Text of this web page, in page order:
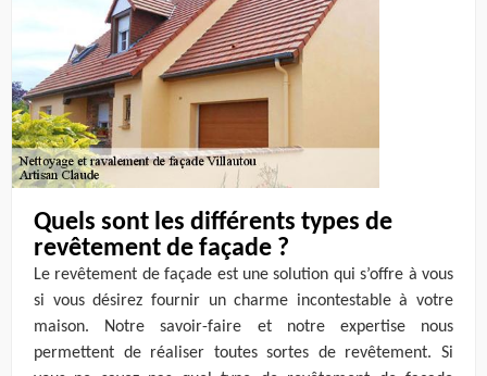
Quels sont les différents types de
revêtement de façade ?
Le revêtement de façade est une solution qui s’offre à vous
si vous désirez fournir un charme incontestable à votre
maison. Notre savoir-faire et notre expertise nous
permettent de réaliser toutes sortes de revêtement. Si